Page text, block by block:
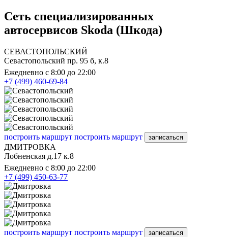
Сеть специализированных
автосервисов Skoda (Шкода)
СЕВАСТОПОЛЬСКИЙ
Севастопольский пр. 95 б, к.8
Ежедневно с 8:00 до 22:00
+7 (499) 460-69-84
построить маршрут построить маршрут записаться
ДМИТРОВКА
Лобненская д.17 к.8
Ежедневно с 8:00 до 22:00
+7 (499) 450-63-77
построить маршрут построить маршрут записаться